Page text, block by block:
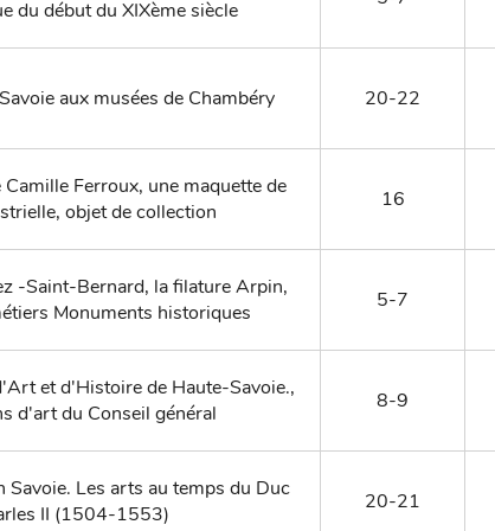
du début du XIXème siècle
aux musées de Chambéry 20-22
Ferroux, une maquette de
objet de collection
16
-Saint-Bernard, la filature Arpin,
Monuments historiques
5-7
et d'Histoire de Haute-Savoie.,
d'art du Conseil général
8-9
Savoie. Les arts au temps du Duc
II (1504-1553)
20-21